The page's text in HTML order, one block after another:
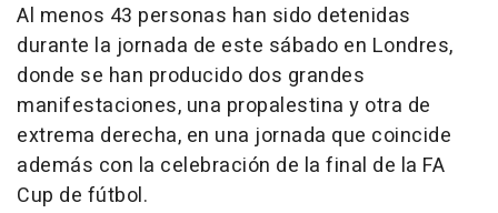
Al menos 43 personas han sido detenidas
durante la jornada de este sábado en Londres,
donde se han producido dos grandes
manifestaciones, una propalestina y otra de
extrema derecha, en una jornada que coincide
además con la celebración de la final de la FA
Cup de fútbol.